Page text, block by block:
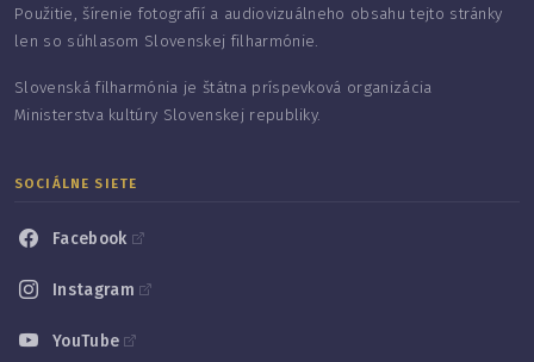
Použitie, šírenie fotografií a audiovizuálneho obsahu tejto stránky
len so súhlasom Slovenskej filharmónie.
Slovenská filharmónia je štátna príspevková organizácia
Ministerstva kultúry Slovenskej republiky.
SOCIÁLNE SIETE
Facebook
Instagram
YouTube